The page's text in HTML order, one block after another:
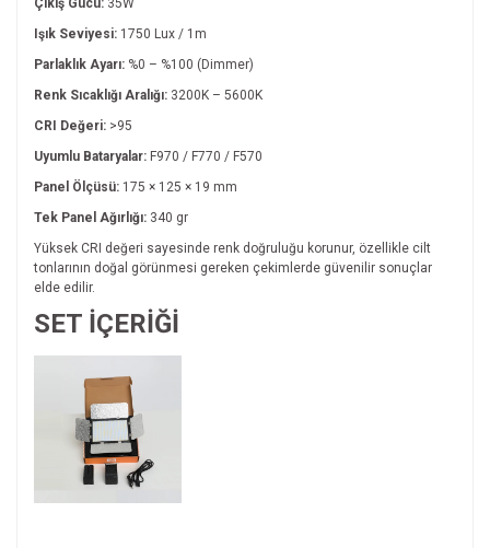
Çıkış Gücü: 35W
Işık Seviyesi: 1750 Lux / 1m
Parlaklık Ayarı: %0 – %100 (Dimmer)
Renk Sıcaklığı Aralığı: 3200K – 5600K
CRI Değeri: >95
Uyumlu Bataryalar: F970 / F770 / F570
Panel Ölçüsü: 175 × 125 × 19 mm
Tek Panel Ağırlığı: 340 gr
Yüksek CRI değeri sayesinde renk doğruluğu korunur, özellikle cilt
tonlarının doğal görünmesi gereken çekimlerde güvenilir sonuçlar
elde edilir.
SET İÇERİĞİ